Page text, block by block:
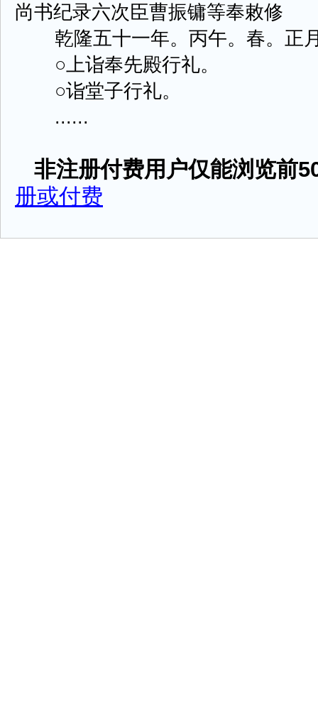
尚书纪录六次臣曹振镛等奉敕修
乾隆五十一年。丙午。春。正
○上诣奉先殿行礼。
○诣堂子行礼。
......
非注册付费用户仅能浏览前
册或付费